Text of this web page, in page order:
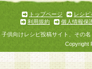
のうえ、当社所定の
ループとします。な
登録をすることがで
トップページ
レシピ
利用規約
個人情報保
子供向けレシピ投稿サイト、その
Copyright